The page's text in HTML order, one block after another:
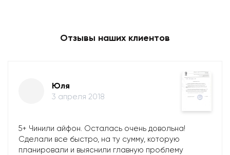
Отзывы наших клиентов
Юля
3 апреля 2018
5+ Чинили айфон. Осталась очень довольна!
Сделали все быстро, на ту сумму, которую
планировали и выяснили главную проблему